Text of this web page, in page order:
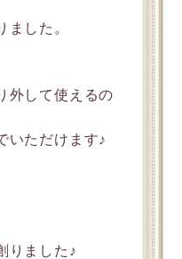
ました。
外して使えるの
いただけます♪
りました♪